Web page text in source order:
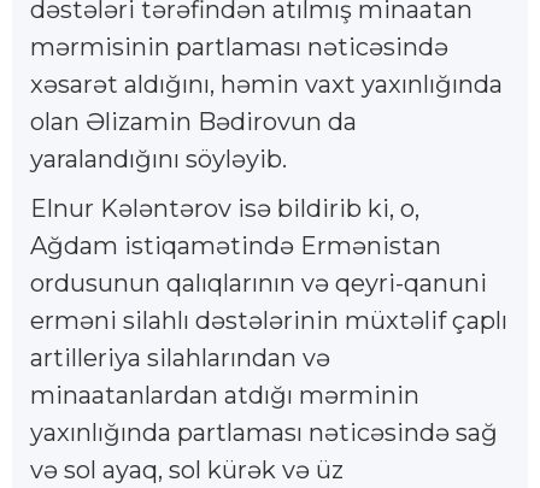
dəstələri tərəfindən atılmış minaatan
mərmisinin partlaması nəticəsində
xəsarət aldığını, həmin vaxt yaxınlığında
olan Əlizamin Bədirovun da
yaralandığını söyləyib.
Elnur Kələntərov isə bildirib ki, o,
Ağdam istiqamətində Ermənistan
ordusunun qalıqlarının və qeyri-qanuni
erməni silahlı dəstələrinin müxtəlif çaplı
artilleriya silahlarından və
minaatanlardan atdığı mərminin
yaxınlığında partlaması nəticəsində sağ
və sol ayaq, sol kürək və üz